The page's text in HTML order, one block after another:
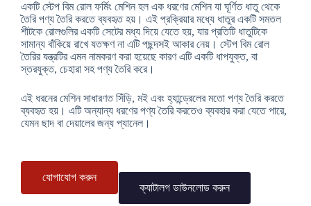
একটি স্টেপ বিম রোল ফর্মিং মেশিন হল এক ধরণের মেশিন যা ঘূর্ণিত ধাতু থেকে
তৈরি পণ্য তৈরি করতে ব্যবহৃত হয়। এই প্রক্রিয়ার মধ্যে ধাতুর একটি সমতল
শীটকে রোলগুলির একটি সেটের মধ্য দিয়ে যেতে হয়, যার প্রতিটি ধাতুটিকে
সামান্য বাঁকিয়ে রাখে যতক্ষণ না এটি পছন্দসই আকার নেয়। স্টেপ বিম রোল
তৈরির যন্ত্রটির এমন নামকরণ করা হয়েছে কারণ এটি একটি ধাপযুক্ত, বা
স্তরযুক্ত, চেহারা সহ পণ্য তৈরি করে।
এই ধরনের মেশিন সাধারণত সিঁড়ি, মই এবং হ্যান্ড্রেলের মতো পণ্য তৈরি করতে
ব্যবহৃত হয়। এটি অন্যান্য ধরণের পণ্য তৈরি করতেও ব্যবহার করা যেতে পারে,
যেমন ছাদ বা দেয়ালের জন্য প্যানেল।
যোগাযোগ করুন
ক্যাটালগ ডাউনলোড করুন